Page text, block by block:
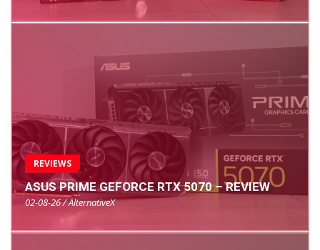
REVIEWS
ASUS PRIME GEFORCE RTX 5070 – REVIEW
02-08-26 / AlternativeX